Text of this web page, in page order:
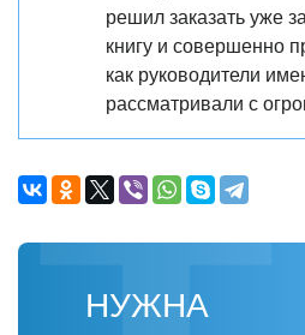
решил заказать уже
книгу и совершенно
как руководители
рассматривали с
НУЖНА